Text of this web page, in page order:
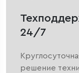
24/7
решение